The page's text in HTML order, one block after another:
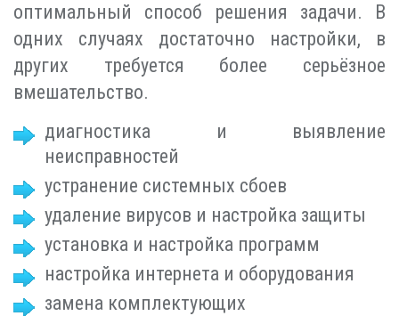
оптимальный способ решения задачи. В
одних случаях достаточно настройки, в
других требуется более серьёзное
вмешательство.
диагностика и выявление
неисправностей
устранение системных сбоев
удаление вирусов и настройка защиты
установка и настройка программ
настройка интернета и оборудования
замена комплектующих